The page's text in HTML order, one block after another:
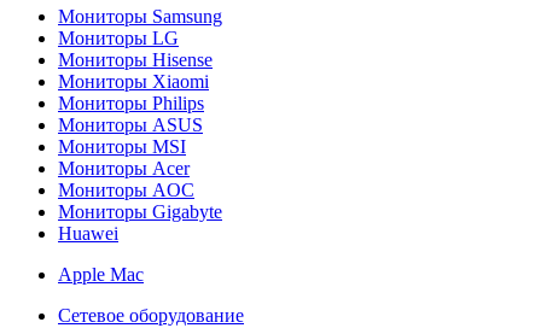
Мониторы Samsung
Мониторы LG
Мониторы Hisense
Мониторы Xiaomi
Мониторы Philips
Мониторы ASUS
Мониторы MSI
Мониторы Acer
Мониторы AOC
Мониторы Gigabyte
Huawei
Apple Mac
Сетевое оборудование